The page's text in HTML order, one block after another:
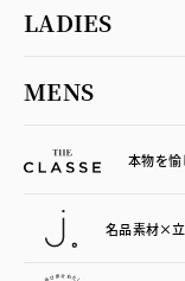
LADIES
MENS
本物を
名品素材×